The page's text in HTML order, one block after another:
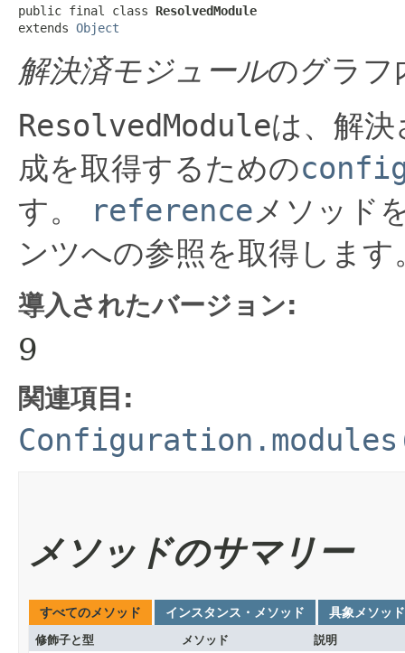
public final class ResolvedModule
extends Object
解決済モジュールのグラフ
ResolvedModuleは、解
成を取得するための
す。
referenceメソッド
ンツへの参照を取得します
導入されたバージョン:
9
関連項目:
メソッドのサマリー
すべてのメソッド インスタンス・メソッド 具象メソッド
修飾子と型 メソッド 説明